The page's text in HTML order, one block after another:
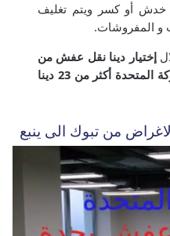
خدش أو كسر ويتم تغليف
و المفروشات.
إختيار دينا نقل عفش من
تبوك الى ينبع حيث تقدم شركة المتحدة أكثر من 23 دينا
من تبوك الى ينبع